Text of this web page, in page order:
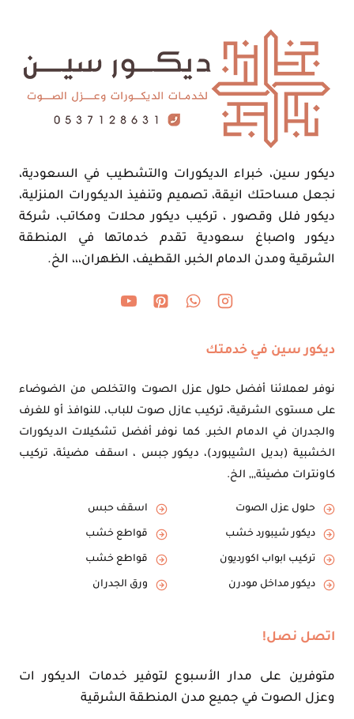
ديكور سين، خبراء الديكورات والتشطيب في السعودية،
نجعل مساحتك انيقة، تصميم وتنفيذ الديكورات المنزلية،
ديكور فلل وقصور ، تركيب ديكور محلات ومكاتب، شركة
ديكور واصباغ سعودية تقدم خدماتها في المنطقة
الشرقية ومدن الدمام الخبر، القطيف، الظهران،،، الخ.
ديكور سين في خدمتك
نوفر لعملائنا أفضل حلول عزل الصوت والتخلص من الضوضاء
على مستوى الشرقية، تركيب عازل صوت للباب، للنوافذ أو للغرف
والجدران في الدمام الخبر. كما نوفر أفضل تشكيلات الديكورات
الخشبية (بديل الشيبورد)، ديكور جبس ، اسقف مضيئة، تركيب
كاونترات مضيئة,,, الخ.
حلول عزل الصوت اسقف حبس
ديكور شيبورد خشب قواطع خشب
تركيب ابواب اكورديون قواطع خشب
ديكور مداخل مودرن ورق الجدران
اتصل نصل!
متوفرين على مدار الأسبوع لتوفير خدمات الديكور ات
وعزل الصوت في جميع مدن المنطقة الشرقية